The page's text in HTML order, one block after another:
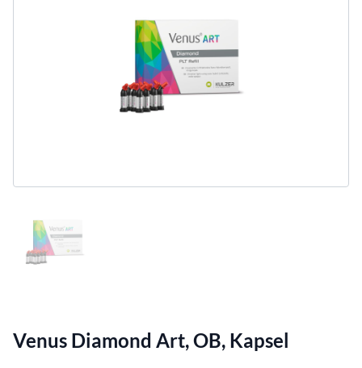
Venus Diamond Art, OB, Kapsel